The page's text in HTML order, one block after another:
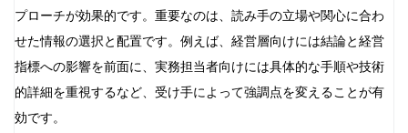
プローチが効果的です。重要なのは、読み手の立場や関心に合わ
せた情報の選択と配置です。例えば、経営層向けには結論と経営
指標への影響を前面に、実務担当者向けには具体的な手順や技術
的詳細を重視するなど、受け手によって強調点を変えることが有
効です。